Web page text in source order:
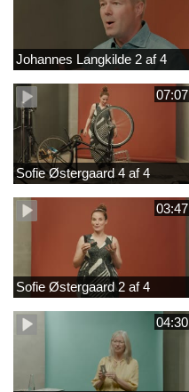
Johannes Langkilde 2 af 4
07:07
Sofie Østergaard 4 af 4
03:47
Sofie Østergaard 2 af 4
04:30